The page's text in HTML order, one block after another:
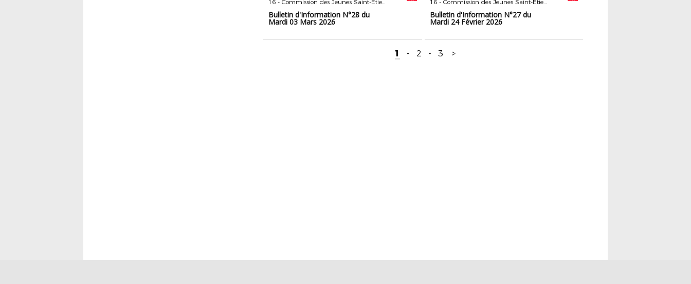
16 - Commission des Jeunes Saint-Etienne
Bulletin d'Information N°28 du
Mardi 03 Mars 2026
16 - Commission des Jeunes Saint-Etienne
Bulletin d'Information N°27 du
Mardi 24 Février 2026
1 - 2 - 3 >